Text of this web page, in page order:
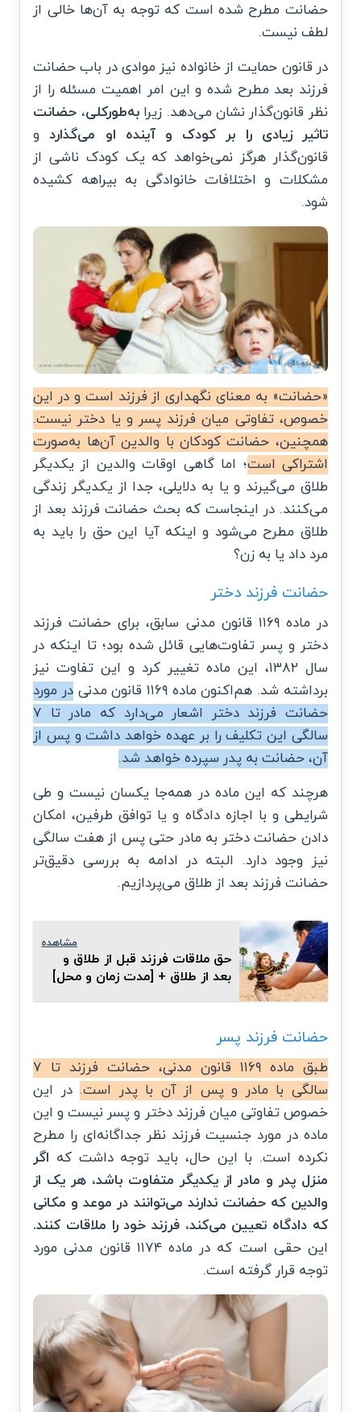
حضانت مطرح شده است که توجه به آن‌ها خالی از
لطف نیست.
در قانون حمایت از خانواده نیز موادی در باب حضانت
فرزند بعد مطرح شده و این امر اهمیت مسئله را از
نظر قانون‌گذار نشان می‌دهد. زیرابه‌طورکلی، حضانت
تاثیر زیادی را بر کودک و آینده او می‌گذاردو
قانون‌گذار هرگز نمی‌خواهد که یک کودک ناشی از
مشکلات و اختلافات خانوادگی به بیراهه کشیده
شود.
«حضانت» به معنای نگهداری از فرزند است و در این
خصوص، تفاوتی میان فرزند پسر و یا دختر نیست.
همچنین، حضانت کودکان با والدین آن‌ها به‌صورت
اشتراکی است؛ اما گاهی اوقات والدین از یکدیگر
طلاق می‌گیرند و یا به دلایلی، جدا از یکدیگر زندگی
می‌کنند. در اینجاست که بحث حضانت فرزند بعد از
طلاق مطرح می‌شود و اینکه آیا این حق را باید به
مرد داد یا به زن؟
حضانت فرزند دختر
در ماده ۱۱۶۹ قانون مدنی سابق، برای حضانت فرزند
دختر و پسر تفاوت‌هایی قائل شده بود؛ تا اینکه در
سال ۱۳۸۲، این ماده تغییر کرد و این تفاوت نیز
برداشته شد. هم‌اکنون ماده ۱۱۶۹ قانون مدنی
در مورد
حضانت فرزند دختر اشعار می‌دارد که مادر تا ۷
سالگی این تکلیف را بر عهده خواهد داشت و پس از
آن، حضانت به پدر سپرده خواهد شد.
هرچند که این ماده در همه‌جا یکسان نیست و طی
شرایطی و با اجازه دادگاه و یا توافق طرفین، امکان
دادن حضانت دختر به مادر حتی پس از هفت سالگی
نیز وجود دارد. البته در ادامه به بررسی دقیق‌تر
حضانت فرزند بعد از طلاق می‌پردازیم.
مشاهده
حق ملاقات فرزند قبل از طلاق و
بعد از طلاق + [مدت زمان و محل]
حضانت فرزند پسر
طبق ماده ۱۱۶۹ قانون مدنی، حضانت فرزند تا ۷
سالگی با مادر و پس از آن با پدر است. در این
خصوص تفاوتی میان فرزند دختر و پسر نیست و این
ماده در مورد جنسیت فرزند نظر جداگانه‌ای را مطرح
نکرده است. با این حال، باید توجه داشت که اگر
منزل پدر و مادر از یکدیگر متفاوت باشد، هر یک از
والدین که حضانت ندارند می‌توانند در موعد و مکانی
که دادگاه تعیین می‌کند، فرزند خود را ملاقات کنند.
این حقی است که در ماده ۱۱۷۴ قانون مدنی مورد
توجه قرار گرفته است.